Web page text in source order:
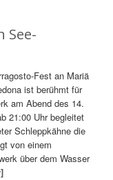
See-
Fest an Mariä
ist berühmt für
am Abend des 14.
21:00 Uhr begleitet
Schleppkähne die
von einem
über dem Wasser